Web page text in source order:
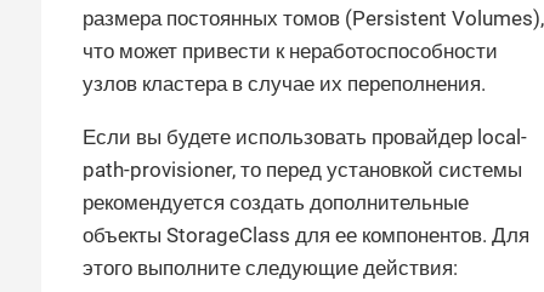
размера постоянных томов (Persistent Volumes),
что может привести к неработоспособности
узлов кластера в случае их переполнения.
Если вы будете использовать провайдер local-
path-provisioner, то перед установкой системы
рекомендуется создать дополнительные
объекты StorageClass для ее компонентов. Для
этого выполните следующие действия: